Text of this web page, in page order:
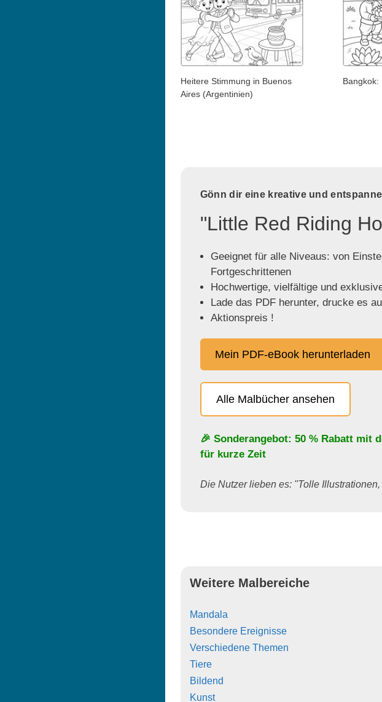
Heitere Stimmung in Buenos
Aires (Argentinien)
Bangkok:
Gönn dir eine kreative und
"Little Red Riding
Geeignet für alle Niveaus: von
Fortgeschrittenen
Hochwertige, vielfältige und
Lade das PDF herunter, drucke es
Aktionspreis !
Mein PDF-eBook herunterladen
Alle Malbücher ansehen
🎉 Sonderangebot: 50 % Rabatt mit
für kurze Zeit
Die Nutzer lieben es: "Tolle
Weitere Malbereiche
Mandala
Besondere Ereignisse
Verschiedene Themen
Tiere
Bildend
Kunst